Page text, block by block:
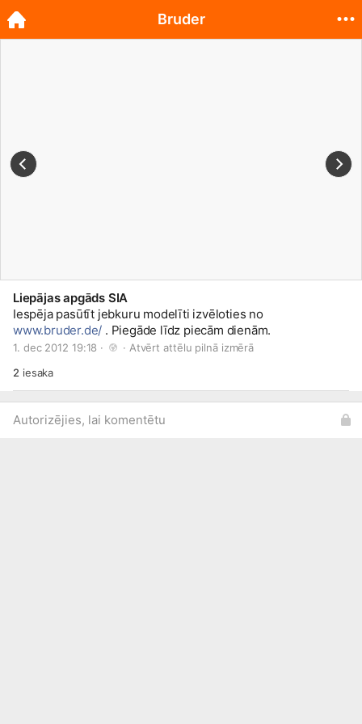
Liepājas apgāds SIA
Iespēja pasūtīt jebkuru modelīti izvēloties no
www.bruder.de/ . Piegāde līdz piecām dienām.
1. dec 2012 19:18 · · Atvērt attēlu pilnā izmērā
2 iesaka
Autorizējies, lai komentētu
Bruder